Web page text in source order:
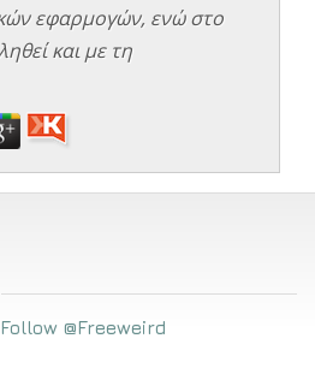
εφαρμογών, ενώ στο
και με τη
Follow @Freeweird